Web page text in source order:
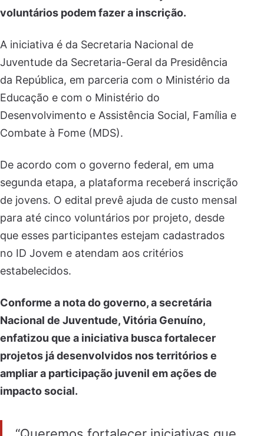
voluntários podem fazer a inscrição.
A iniciativa é da Secretaria Nacional de
Juventude da Secretaria-Geral da Presidência
da República, em parceria com o Ministério da
Educação e com o Ministério do
Desenvolvimento e Assistência Social, Família e
Combate à Fome (MDS).
De acordo com o governo federal, em uma
segunda etapa, a plataforma receberá inscrição
de jovens. O edital prevê ajuda de custo mensal
para até cinco voluntários por projeto, desde
que esses participantes estejam cadastrados
no ID Jovem e atendam aos critérios
estabelecidos.
Conforme a nota do governo, a secretária
Nacional de Juventude, Vitória Genuíno,
enfatizou que a iniciativa busca fortalecer
projetos já desenvolvidos nos territórios e
ampliar a participação juvenil em ações de
impacto social.